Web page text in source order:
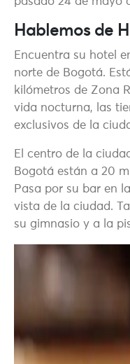
Hablemos de
Encuentra su hotel
norte de Bogotá.
kilómetros de Zona
vida nocturna, las
exclusivos de la
El centro de la
Bogotá están a 20
Pasa por su bar en
vista de la ciudad.
su gimnasio y a la